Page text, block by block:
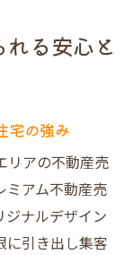
る安心と
宅の強み
リアの不動産売
ミアム不動産売
ナルデザイン
に引き出し集客